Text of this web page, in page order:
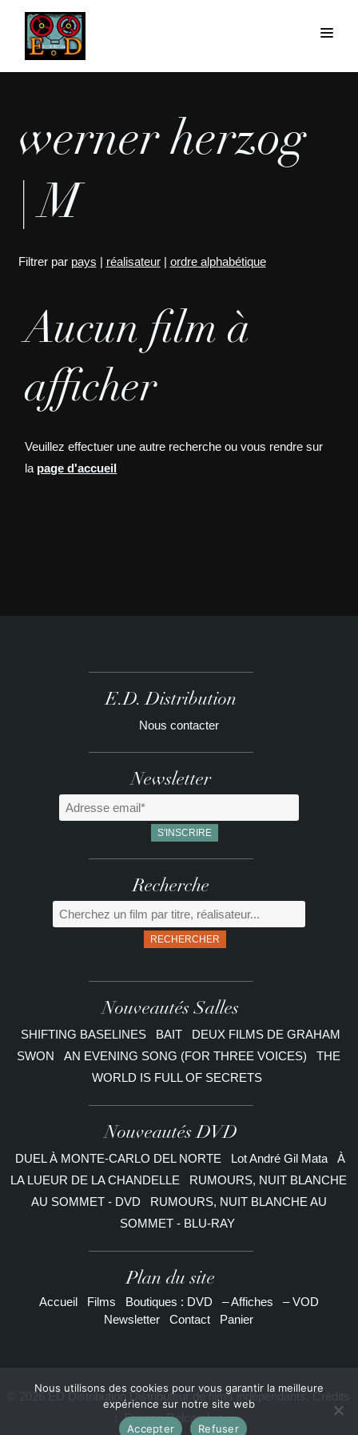
werner herzog
| M
Filtrer par pays | réalisateur| ordre alphabétique
Aucun film à
afficher
Veuillez effectuer une autre recherche ou vous rendre sur
la page d'accueil
E.D. Distribution
Nous contacter
Newsletter
Recherche
RECHERCHER
Nouveautés Salles
SHIFTING BASELINES BAIT
DEUX FILMS DE GRAHAM
SWON
AN EVENING SONG (FOR THREE VOICES)
THE
WORLD IS FULL OF SECRETS
Nouveautés DVD
DUEL À MONTE-CARLO DEL NORTE Lot André Gil Mata
À
LA LUEUR DE LA CHANDELLE
RUMOURS, NUIT BLANCHE
AU SOMMET - DVD
RUMOURS, NUIT BLANCHE AU
SOMMET - BLU-RAY
Plan du site
Accueil Films Boutiques : DVD – Affiches
– VOD
Newsletter
Contact Panier
© 2026 ED Distribution Distributeur de films indépendants. Crédits
Etienne Delcambre
Nous utilisons des cookies pour vous garantir la meilleure
expérience sur notre site web
Accepter
Refuser